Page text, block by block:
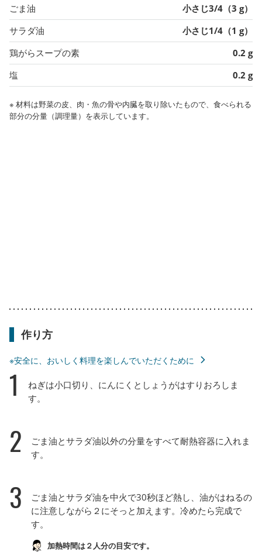
ごま油
小さじ3/4（3 g）
サラダ油
小さじ1/4（1 g）
鶏がらスープの素
0.2 g
塩
0.2 g
※ 材料は野菜の皮、肉・魚の骨や内臓を取り除いたもので、食べられる
部分の分量（調理量）を表示しています。
作り方
※安全に、おいしく料理を楽しんでいただくために
1
ねぎは小口切り、にんにくとしょうがはすりおろしま
す。
2
ごま油とサラダ油以外の分量をすべて耐熱容器に入れま
す。
3
ごま油とサラダ油を中火で30秒ほど熱し、油がはねるの
に注意しながら２にそっと加えます。冷めたら完成で
す。
加熱時間は２人分の目安です。